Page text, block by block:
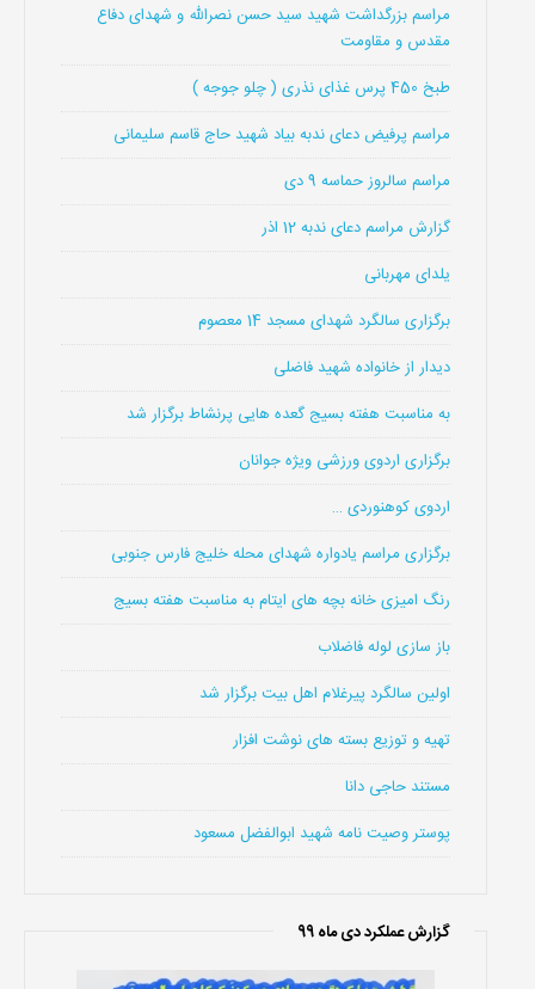
مراسم بزرگداشت شهید سید حسن نصرالله و شهدای دفاع
مقدس و مقاومت
طبخ 450 پرس غذای نذری ( چلو جوجه )
مراسم پرفیض دعای ندبه بیاد شهید حاج قاسم سلیمانی
مراسم سالروز حماسه 9 دی
گزارش مراسم دعای ندبه 12 اذر
یلدای مهربانی
برگزاری سالگرد شهدای مسجد 14 معصوم
دیدار از خانواده شهید فاضلی
به مناسبت هفته بسیج گعده هایی پرنشاط برگزار شد
برگزاری اردوی ورزشی ویژه جوانان
اردوی کوهنوردی …
برگزاری مراسم یادواره شهدای محله خلیج فارس جنوبی
رنگ امیزی خانه بچه های ایتام به مناسبت هفته بسیج
باز سازی لوله فاضلاب
اولین سالگرد پیرغلام اهل بیت برگزار شد
تهیه و توزیع بسته های نوشت افزار
مستند حاجی دانا
پوستر وصیت نامه شهید ابوالفضل مسعود
گزارش عملکرد دی ماه 99